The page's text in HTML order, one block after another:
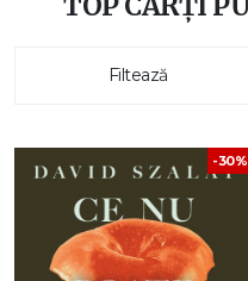
Filtează
-30%